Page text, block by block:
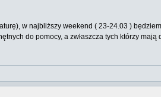
w najbliższy weekend ( 23-24.03 )
do pomocy, a zwłaszcza tych którzy